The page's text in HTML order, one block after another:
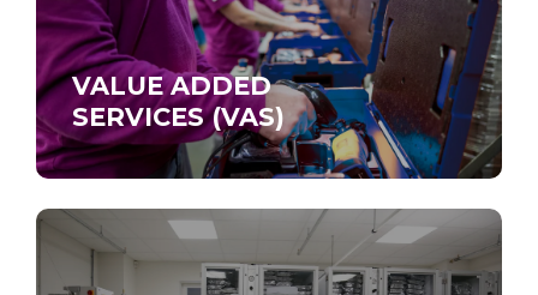
VALUE ADDED
SERVICES (VAS)